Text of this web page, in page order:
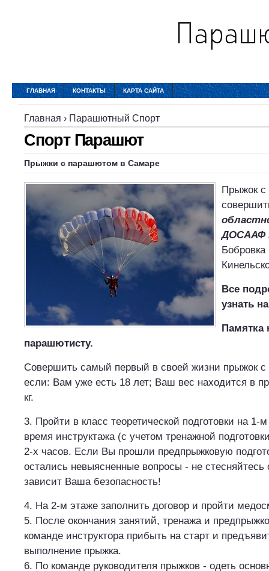
ГЛАВНАЯ КОНТАКТЫ КАРТА САЙТА
Главная › Парашютный Спорт
Спорт Парашют
Прыжки с парашютом в Самаре
Прыжок
ДОСААФ
Бобровка
Все
узнать
Памятка
парашютисту.
Совершить самый первый в своей жизни прыжок
если: Вам уже есть 18 лет; Ваш вес находится в
кг.
3. Пройти в класс теоретической подготовки на
время инструктажа (с учетом тренажной
2-х часов. Если Вы прошли предпрыжковую
остались невыясненные вопросы - не стесняйтесь
зависит Ваша безопасность!
4. На 2-м этаже заполнить договор и пройти
5. После окончания занятий, тренажа и
команде инструктора прибыть на старт и
выполнение прыжка.
6. По команде руководителя прыжков - одеть